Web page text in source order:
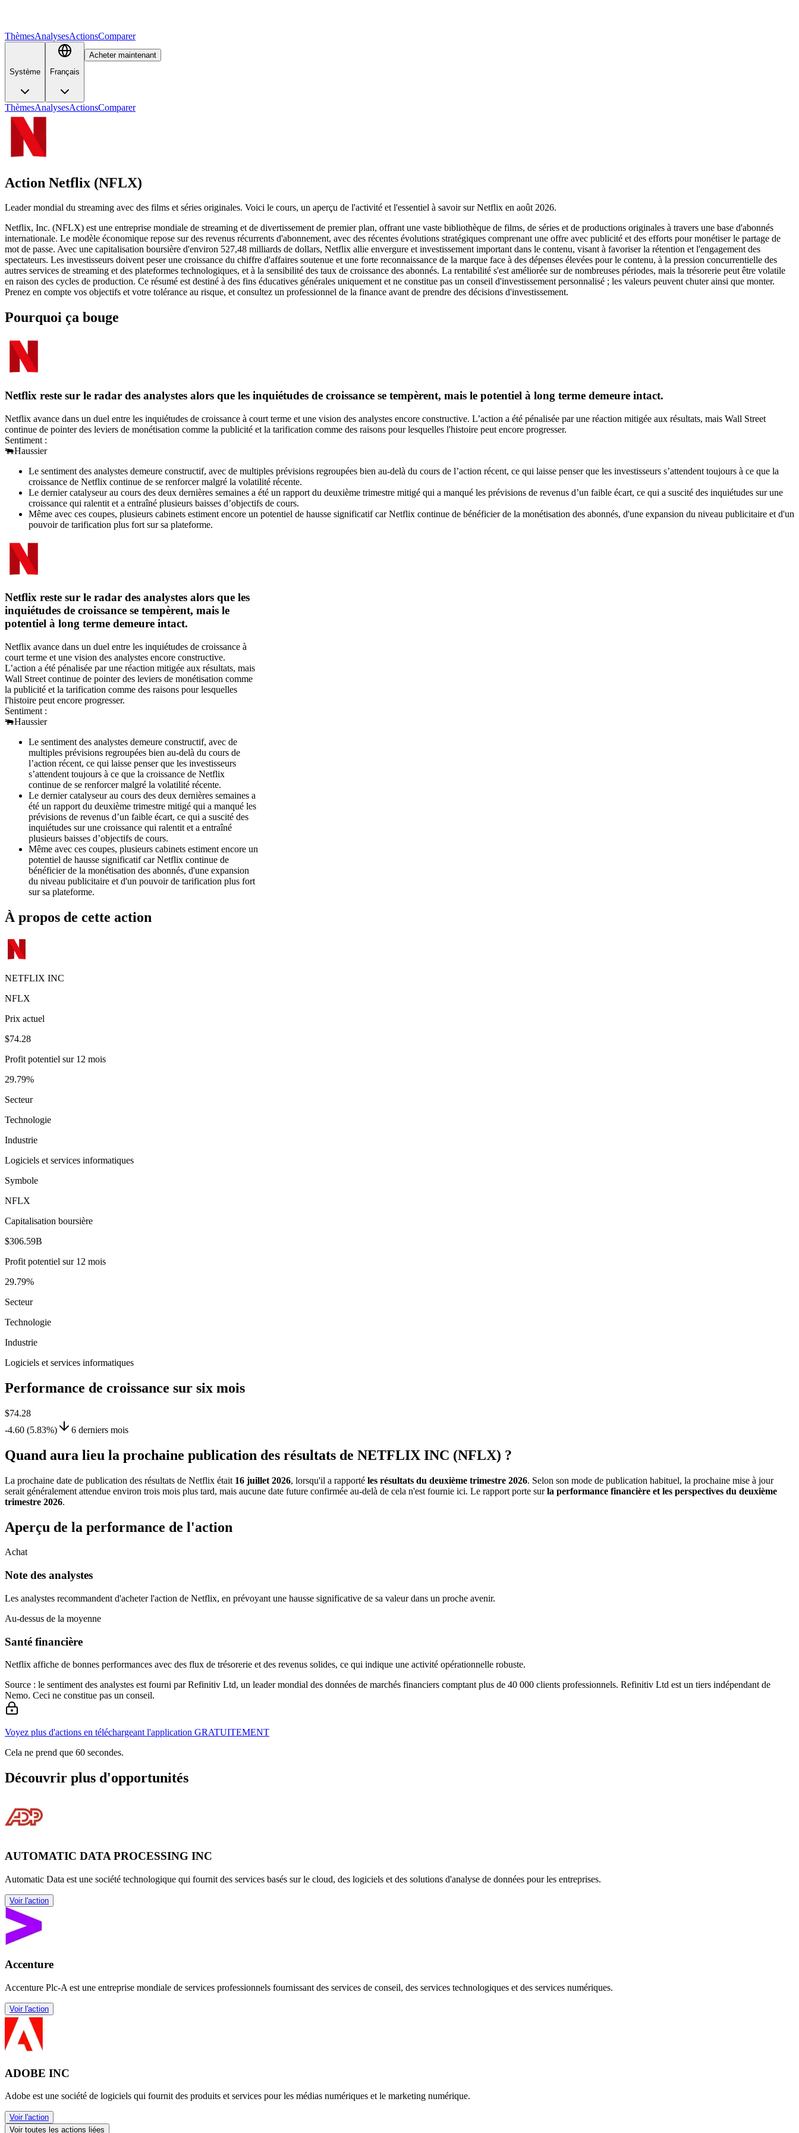
ThèmesAnalysesActionsComparer
Système Français
Acheter maintenant
ThèmesAnalysesActionsComparer
Action Netflix (NFLX)
Leader mondial du streaming avec des films et séries originales. Voici le cours, un aperçu de l'activité et l'essentiel à savoir sur Netflix en août 2026.
Netflix, Inc. (NFLX) est une entreprise mondiale de streaming et de divertissement de premier plan, offrant une vaste bibliothèque de films, de séries et de productions originales à travers une base d'abonnés
internationale. Le modèle économique repose sur des revenus récurrents d'abonnement, avec des récentes évolutions stratégiques comprenant une offre avec publicité et des efforts pour monétiser le partage de
mot de passe. Avec une capitalisation boursière d'environ 527,48 milliards de dollars, Netflix allie envergure et investissement important dans le contenu, visant à favoriser la rétention et l'engagement des
spectateurs. Les investisseurs doivent peser une croissance du chiffre d'affaires soutenue et une forte reconnaissance de la marque face à des dépenses élevées pour le contenu, à la pression concurrentielle des
autres services de streaming et des plateformes technologiques, et à la sensibilité des taux de croissance des abonnés. La rentabilité s'est améliorée sur de nombreuses périodes, mais la trésorerie peut être volatile
en raison des cycles de production. Ce résumé est destiné à des fins éducatives générales uniquement et ne constitue pas un conseil d'investissement personnalisé ; les valeurs peuvent chuter ainsi que monter.
Prenez en compte vos objectifs et votre tolérance au risque, et consultez un professionnel de la finance avant de prendre des décisions d'investissement.
Pourquoi ça bouge
Netflix reste sur le radar des analystes alors que les inquiétudes de croissance se tempèrent, mais le potentiel à long terme demeure intact.
Netflix avance dans un duel entre les inquiétudes de croissance à court terme et une vision des analystes encore constructive. L’action a été pénalisée par une réaction mitigée aux résultats, mais Wall Street
continue de pointer des leviers de monétisation comme la publicité et la tarification comme des raisons pour lesquelles l'histoire peut encore progresser.
Sentiment :
🐃Haussier
Le sentiment des analystes demeure constructif, avec de multiples prévisions regroupées bien au-delà du cours de l’action récent, ce qui laisse penser que les investisseurs s’attendent toujours à ce que la
croissance de Netflix continue de se renforcer malgré la volatilité récente.
Le dernier catalyseur au cours des deux dernières semaines a été un rapport du deuxième trimestre mitigé qui a manqué les prévisions de revenus d’un faible écart, ce qui a suscité des inquiétudes sur une
croissance qui ralentit et a entraîné plusieurs baisses d’objectifs de cours.
Même avec ces coupes, plusieurs cabinets estiment encore un potentiel de hausse significatif car Netflix continue de bénéficier de la monétisation des abonnés, d'une expansion du niveau publicitaire et d'un
pouvoir de tarification plus fort sur sa plateforme.
Netflix reste sur le radar des analystes alors que les
inquiétudes de croissance se tempèrent, mais le
potentiel à long terme demeure intact.
Netflix avance dans un duel entre les inquiétudes de croissance à
court terme et une vision des analystes encore constructive.
L’action a été pénalisée par une réaction mitigée aux résultats, mais
Wall Street continue de pointer des leviers de monétisation comme
la publicité et la tarification comme des raisons pour lesquelles
l'histoire peut encore progresser.
Sentiment :
🐃Haussier
Le sentiment des analystes demeure constructif, avec de
multiples prévisions regroupées bien au-delà du cours de
l’action récent, ce qui laisse penser que les investisseurs
s’attendent toujours à ce que la croissance de Netflix
continue de se renforcer malgré la volatilité récente.
Le dernier catalyseur au cours des deux dernières semaines a
été un rapport du deuxième trimestre mitigé qui a manqué les
prévisions de revenus d’un faible écart, ce qui a suscité des
inquiétudes sur une croissance qui ralentit et a entraîné
plusieurs baisses d’objectifs de cours.
Même avec ces coupes, plusieurs cabinets estiment encore un
potentiel de hausse significatif car Netflix continue de
bénéficier de la monétisation des abonnés, d'une expansion
du niveau publicitaire et d'un pouvoir de tarification plus fort
sur sa plateforme.
À propos de cette action
NETFLIX INC
NFLX
Prix actuel
$74.28
Profit potentiel sur 12 mois
29.79%
Secteur
Technologie
Industrie
Logiciels et services informatiques
Symbole
NFLX
Capitalisation boursière
$306.59B
Profit potentiel sur 12 mois
29.79%
Secteur
Technologie
Industrie
Logiciels et services informatiques
Performance de croissance sur six mois
$74.28
-4.60 (5.83%)
6 derniers mois
Quand aura lieu la prochaine publication des résultats de NETFLIX INC (NFLX) ?
La prochaine date de publication des résultats de Netflix était 16 juillet 2026, lorsqu'il a rapporté les résultats du deuxième trimestre 2026. Selon son mode de publication habituel, la prochaine mise à jour
serait généralement attendue environ trois mois plus tard, mais aucune date future confirmée au-delà de cela n'est fournie ici. Le rapport porte surla performance financière et les perspectives du deuxième
trimestre 2026.
Aperçu de la performance de l'action
Achat
Note des analystes
Les analystes recommandent d'acheter l'action de Netflix, en prévoyant une hausse significative de sa valeur dans un proche avenir.
Au-dessus de la moyenne
Santé financière
Netflix affiche de bonnes performances avec des flux de trésorerie et des revenus solides, ce qui indique une activité opérationnelle robuste.
Source : le sentiment des analystes est fourni par Refinitiv Ltd, un leader mondial des données de marchés financiers comptant plus de 40 000 clients professionnels. Refinitiv Ltd est un tiers indépendant de
Nemo. Ceci ne constitue pas un conseil.
Voyez plus d'actions en téléchargeant l'application GRATUITEMENT
Cela ne prend que 60 secondes.
Découvrir plus d'opportunités
AUTOMATIC DATA PROCESSING INC
Automatic Data est une société technologique qui fournit des services basés sur le cloud, des logiciels et des solutions d'analyse de données pour les entreprises.
Voir l'action
Accenture
Accenture Plc-A est une entreprise mondiale de services professionnels fournissant des services de conseil, des services technologiques et des services numériques.
Voir l'action
ADOBE INC
Adobe est une société de logiciels qui fournit des produits et services pour les médias numériques et le marketing numérique.
Voir l'action
Voir toutes les actions liées